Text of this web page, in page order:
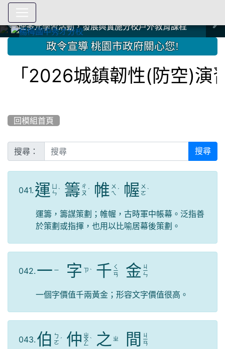
中國信託商業銀行 2023.04.22 愛傳球計畫
中國信託商業銀行 2023.04.22 愛傳球計畫
辦理多元學習活動，發展與實施分校戶外教育課程
辦理多元學習活動，發展與實施分校戶外教育課程
爭取社會資源，傳愛與溫暖：2024.3.19 桃園市家長會與桃
園女子美容商業童也工會義剪活動
爭取社會資源，傳愛與溫暖：2024.3.19 桃園市家長會與桃
園女子美容商業童也工會義剪活動
112學年度畢業學生與師長合照
112學年度畢業學生與師長合照
辦理多元學習活動，發展與實施分校戶外教育課程
辦理多元學習活動，發展與實施分校戶外教育課程
爭取社會資源，傳愛與溫暖：110.12.22 國際獅子會與本校
師生歲末感恩活動
爭取社會資源，傳愛與溫暖：110.12.22 國際獅子會與本校
師生歲末感恩活動
爭取社會資源，傳愛與溫暖：110.12.22 國際獅子會贈送本
校學生耶誕禮物
爭取社會資源，傳愛與溫暖：110.12.22 國際獅子會贈送本
校學生耶誕禮物
112.9.27參觀客家博覽會
112.9.27參觀客家博覽會
2023.12.27 國際獅子會贈送本校學生耶誕禮物
2023.12.27 國際獅子會贈送本校學生耶誕禮物
2023.12.27 國際獅子會贊助本校學生獎助學金
2023.12.27 國際獅子會贊助本校學生獎助學金
2023.12.27 聖誕感恩歌謠競賽；本校師生與國際獅子會獅
兄、師姐同樂
2023.12.27 聖誕感恩歌謠競賽；本校師生與國際獅子會獅
兄、師姐同樂
建置優質學習空間；合作互惠，建立良善公共關係
建置優質學習空間；合作互惠，建立良善公共關係
::: 政令宣導 桃園市政府關心您!
城鎮韌性(防空)演習
回模組首頁
搜尋： 搜尋
041. 運 ㄣ ˋ 籌 ㄔ
ㄡ ˊ 帷 ㄨ
ㄟ ˊ 幄 ㄨ
ㄛ ˋ
運籌，籌謀策劃；帷幄，古時軍中帳幕。泛指善
於策劃或指揮，也用以比喻居幕後策劃。
042. 一 ㄧ 字 ㄗ ˋ 千 ㄑ
ㄧ
ㄢ 金 ㄐ
ㄧ
ㄣ
一個字價值千兩黃金；形容文字價值很高。
043. 伯 ㄅ
ㄛ ˊ 仲 ㄓ
ㄨ
ㄥ
ˋ 之 ㄓ 間 ㄐ
ㄧ
ㄢ